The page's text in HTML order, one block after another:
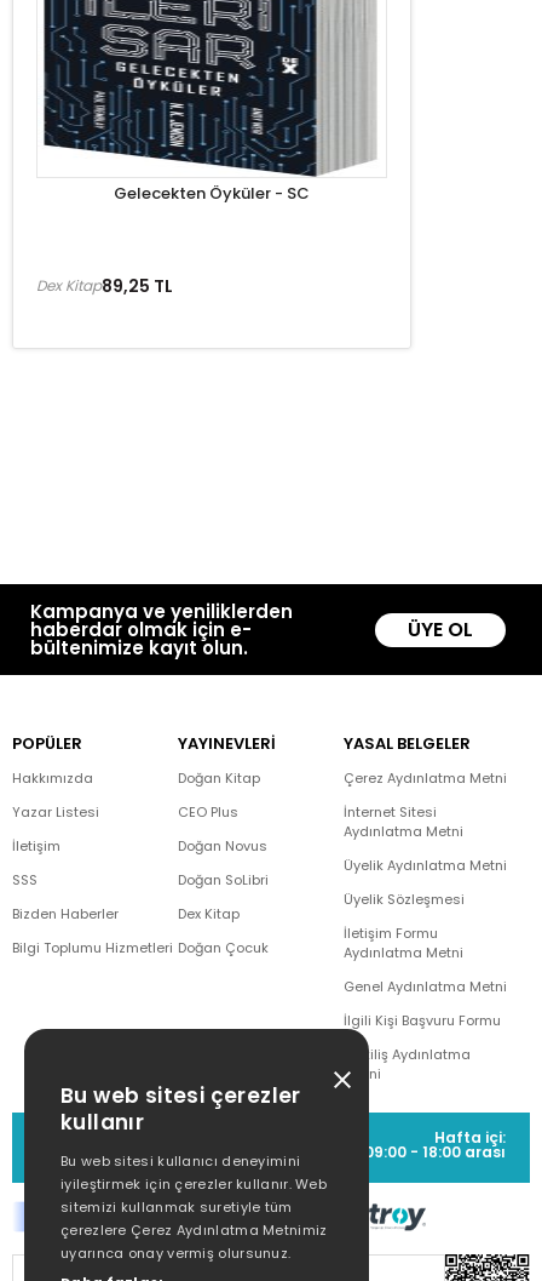
Gelecekten Öyküler - SC
89,25 TL
Dex Kitap
Kampanya ve yeniliklerden
haberdar olmak için e-
bültenimize kayıt olun.
ÜYE OL
POPÜLER
Hakkımızda
Yazar Listesi
İletişim
SSS
Bizden Haberler
Bilgi Toplumu Hizmetleri
YAYINEVLERİ
Doğan Kitap
CEO Plus
Doğan Novus
Doğan SoLibri
Dex Kitap
Doğan Çocuk
YASAL BELGELER
Çerez Aydınlatma Metni
İnternet Sitesi
Aydınlatma Metni
Üyelik Aydınlatma Metni
Üyelik Sözleşmesi
İletişim Formu
Aydınlatma Metni
Genel Aydınlatma Metni
İlgili Kişi Başvuru Formu
Çekiliş Aydınlatma
Metni
MÜŞTERİ HİZMETLERİ
(0212) 373 77 00
Hafta içi:
09:00 - 18:00 arası
Bu web sitesi çerezler
kullanır
Bu web sitesi kullanıcı deneyimini
iyileştirmek için çerezler kullanır. Web
sitemizi kullanmak suretiyle tüm
çerezlere Çerez Aydınlatma Metnimiz
uyarınca onay vermiş olursunuz.